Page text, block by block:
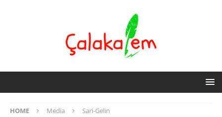
HOME Media Sari-Gelin